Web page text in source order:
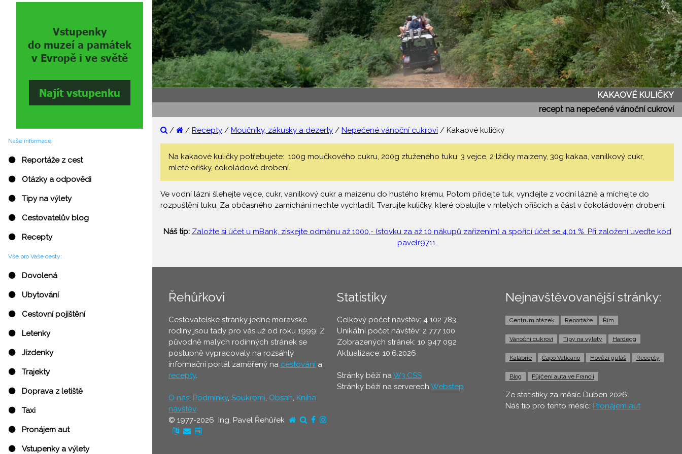
Naše informace:
⚫ Reportáže z cest
⚫ Otázky a odpovědi
⚫ Tipy na výlety
⚫ Cestovatelův blog
⚫ Recepty
Vše pro Vaše cesty:
⚫ Dovolená
⚫ Ubytování
⚫ Cestovní pojištění
⚫ Letenky
⚫ Jízdenky
⚫ Trajekty
⚫ Doprava z letiště
⚫ Taxi
⚫ Pronájem aut
⚫ Vstupenky a výlety
KAKAOVÉ KULIČKY
recept na nepečené vánoční cukroví
/ / Recepty / Moučníky, zákusky a dezerty / Nepečené vánoční cukroví / Kakaové kuličky
Na kakaové kuličky potřebujete: 100g moučkového cukru, 200g ztuženého tuku, 3 vejce, 2 lžičky maizeny, 30g kakaa, vanilkový cukr,
mleté oříšky, čokoládové drobení.
Ve vodní lázni šlehejte vejce, cukr, vanilkový cukr a maizenu do hustého krému. Potom přidejte tuk, vyndejte z vodní lázně a míchejte do
rozpuštění tuku. Za občasného zamíchání nechte vychladit. Tvarujte kuličky, které obalujte v mletých oříšcích a část v čokoládovém drobení.
Náš tip: Založte si účet u mBank, získejte odměnu až 1000,- (stovku za až 10 nákupů zařízením) a spořící účet se 4,01 %. Při založení uveďte kód
pavelr9711.
Řehůřkovi
Cestovatelské stránky jedné moravské
rodiny jsou tady pro vás už od roku 1999. Z
původně malých rodinných stránek se
postupně vypracovaly na rozsáhlý
informační portál zaměřený na cestování a
recepty.
O nás, Podmínky, Soukromí, Obsah, Kniha
návštěv
© 1977-2026 Ing. Pavel Řehůřek
Statistiky
Celkový počet návštěv: 4 102 783
Unikátní počet návštěv: 2 777 100
Zobrazených stránek: 10 947 092
Aktualizace: 10.6.2026
Stránky běží naW3.CSS
Stránky běží na serverech Webstep
Nejnavštěvovanější stránky:
Centrum otázek Reportáže Řím
Vánoční cukroví Tipy na výlety Hardegg
Kalábrie Capo Vaticano Hovězí guláš Recepty
Blog Půjčení auta ve Francii
Ze statistiky za měsíc Duben 2026
Náš tip pro tento měsíc: Pronájem aut